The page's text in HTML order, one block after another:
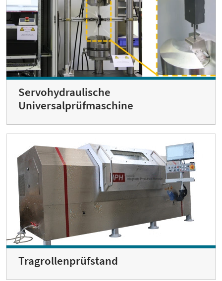
Servohydraulische
Universalprüfmaschine
Tragrollenprüfstand